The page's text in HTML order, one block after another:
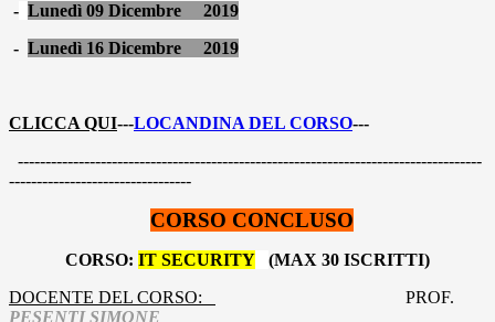
- Lunedì 09 Dicembre 2019
- Lunedì 16 Dicembre 2019
CLICCA QUI---LOCANDINA DEL CORSO---
------------------------------------------------------------------------------------
---------------------------------
CORSO CONCLUSO
CORSO: IT SECURITY
(MAX 30 ISCRITTI)
DOCENTE DEL CORSO:
PROF.
PESENTI SIMONE